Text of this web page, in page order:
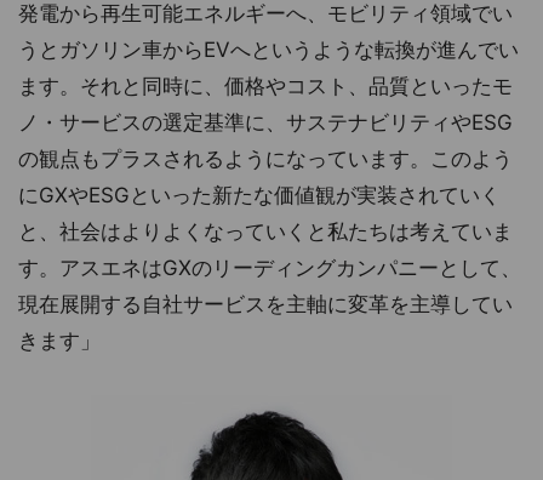
発電から再生可能エネルギーへ、モビリティ領域でい
うとガソリン車からEVへというような転換が進んでい
ます。それと同時に、価格やコスト、品質といったモ
ノ・サービスの選定基準に、サステナビリティやESG
の観点もプラスされるようになっています。このよう
にGXやESGといった新たな価値観が実装されていく
と、社会はよりよくなっていくと私たちは考えていま
す。アスエネはGXのリーディングカンパニーとして、
現在展開する自社サービスを主軸に変革を主導してい
きます」